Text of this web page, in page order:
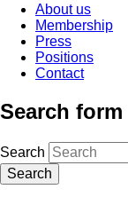
About us
Membership
Press
Positions
Contact
Search form
Search